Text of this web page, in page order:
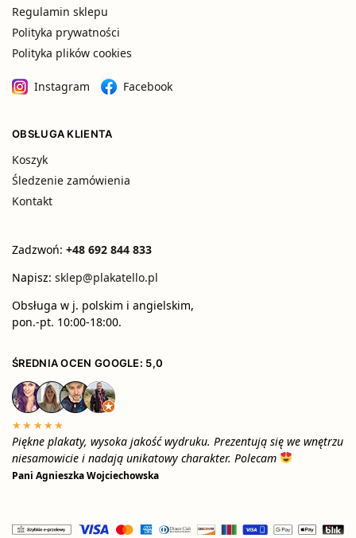
Regulamin sklepu
Polityka prywatności
Polityka plików cookies
Instagram Facebook
OBSŁUGA KLIENTA
Koszyk
Śledzenie zamówienia
Kontakt
Zadzwoń: +48 692 844 833
Napisz: sklep@plakatello.pl
Obsługa w j. polskim i angielskim,
pon.-pt. 10:00-18:00.
ŚREDNIA OCEN GOOGLE: 5,0
★★★★★
Piękne plakaty, wysoka jakość wydruku. Prezentują się we wnętrzu
niesamowicie i nadają unikatowy charakter. Polecam
Pani Agnieszka Wojciechowska